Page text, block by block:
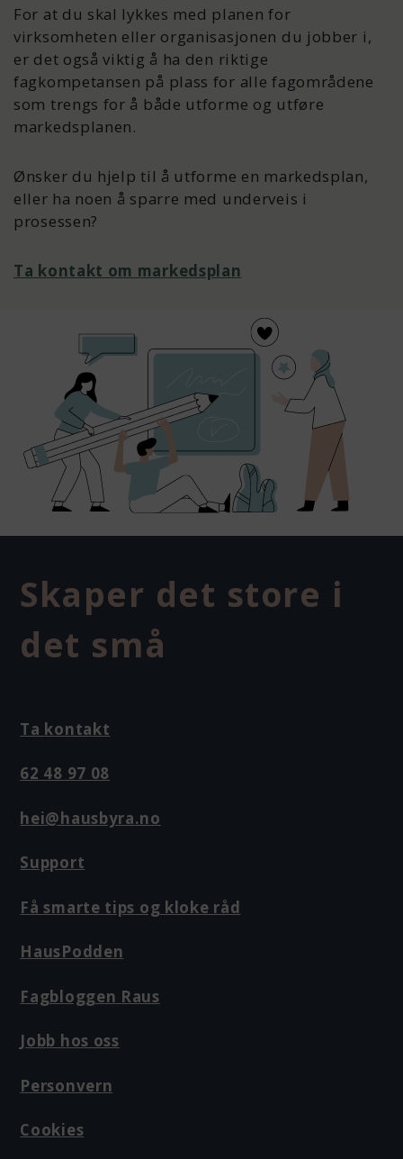
For at du skal lykkes med planen for
virksomheten eller organisasjonen du jobber i,
er det også viktig å ha den riktige
fagkompetansen på plass for alle fagområdene
som trengs for å både utforme og utføre
markedsplanen.
Ønsker du hjelp til å utforme en markedsplan,
eller ha noen å sparre med underveis i
prosessen?
Ta kontakt om markedsplan
Skaper det store i
det små
Ta kontakt
62 48 97 08
hei@hausbyra.no
Support
Få smarte tips og kloke råd
HausPodden
Fagbloggen Raus
Jobb hos oss
Personvern
Cookies